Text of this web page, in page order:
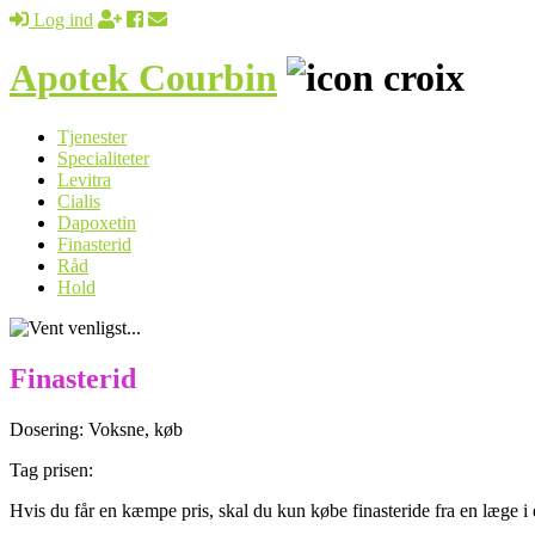
Log ind
Apotek Courbin
Tjenester
Specialiteter
Levitra
Cialis
Dapoxetin
Finasterid
Råd
Hold
Finasterid
Dosering: Voksne, køb
Tag prisen:
Hvis du får en kæmpe pris, skal du kun købe finasteride fra en læge i